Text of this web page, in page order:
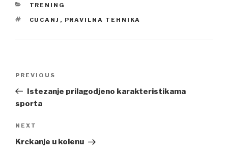
CATEGORIES
TRENING
TAGS
CUCANJ , PRAVILNA TEHNIKA
Previous
Post
PREVIOUS
Istezanje prilagodjeno karakteristikama
sporta
Next
Post
NEXT
Krckanje u kolenu